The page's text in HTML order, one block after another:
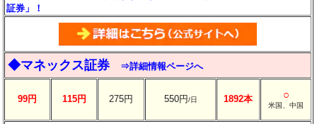
証券」！
◆マネックス証券 ⇒詳細情報ページへ
99円 115円 275円 550円/日 1892本 ○
米国、中国